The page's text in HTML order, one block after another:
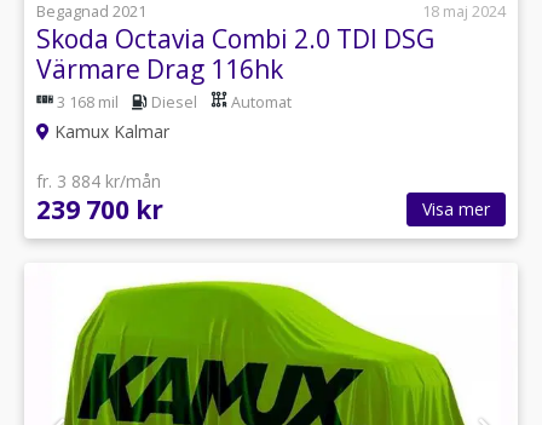
Begagnad 2021
18 maj 2024
Skoda Octavia Combi 2.0 TDI DSG
Värmare Drag 116hk
3 168 mil Diesel Automat
Kamux Kalmar
fr. 3 884 kr/mån
239 700 kr Visa mer